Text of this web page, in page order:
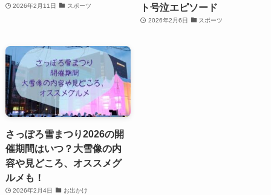
2026年2月11日 スポーツ ト号泣エピソード
2026年2月6日 スポーツ
さっぽろ雪まつり2026の開
催期間はいつ？大雪像の内
容や見どころ、オススメグ
ルメも！
2026年2月4日 お出かけ